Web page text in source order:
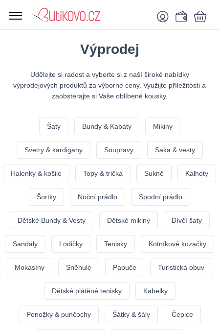
Výprodej
Udělejte si radost a vyberte si z naší široké nabídky
výprodejových produktů za výborné ceny. Využijte příležitosti a
zaobsterajte si Vaše oblíbené kousky.
Šaty Bundy & Kabáty Mikiny
Svetry & kardigany Soupravy Saka & vesty
Halenky & košile Topy & trička Sukně Kalhoty
Šortky Noční prádlo Spodní prádlo
Dětské Bundy & Vesty Dětské mikiny Dívčí šaty
Sandály Lodičky Tenisky Kotníkové kozačky
Mokasíny Sněhule Papuče Turistická obuv
Dětské plátěné tenisky Kabelky
Ponožky & punčochy Šátky & šály Čepice